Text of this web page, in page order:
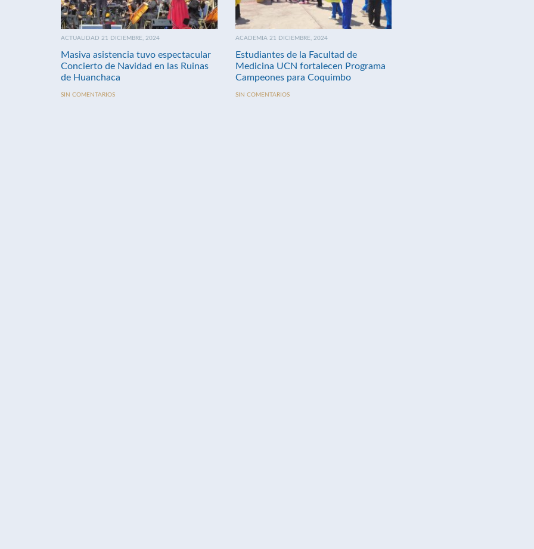
ACTUALIDAD 21 DICIEMBRE, 2024
Masiva asistencia tuvo espectacular
Concierto de Navidad en las Ruinas
de Huanchaca
SIN COMENTARIOS
ACADEMIA 21 DICIEMBRE, 2024
Estudiantes de la Facultad de
Medicina UCN fortalecen Programa
Campeones para Coquimbo
SIN COMENTARIOS